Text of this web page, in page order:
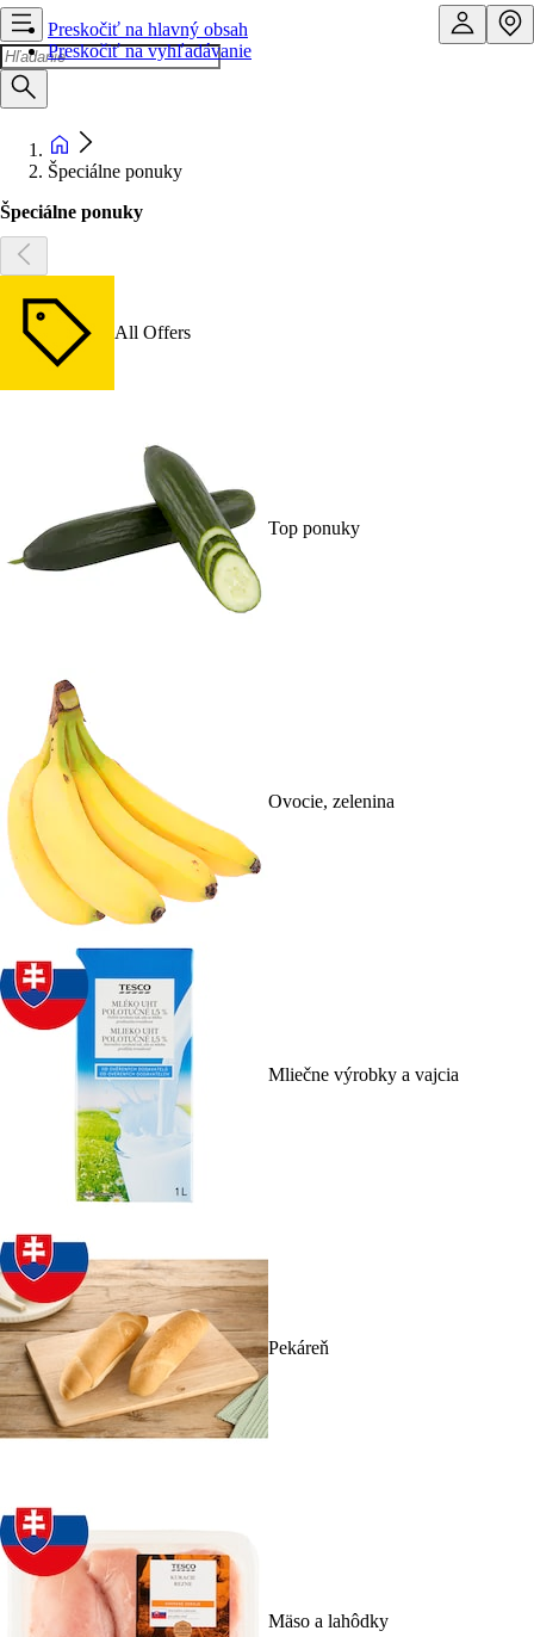
Preskočiť na hlavný obsah
Preskočiť na vyhľadávanie
Špeciálne ponuky
Špeciálne ponuky
All Offers
Top ponuky
Ovocie, zelenina
Mliečne výrobky a vajcia
Pekáreň
Mäso a lahôdky